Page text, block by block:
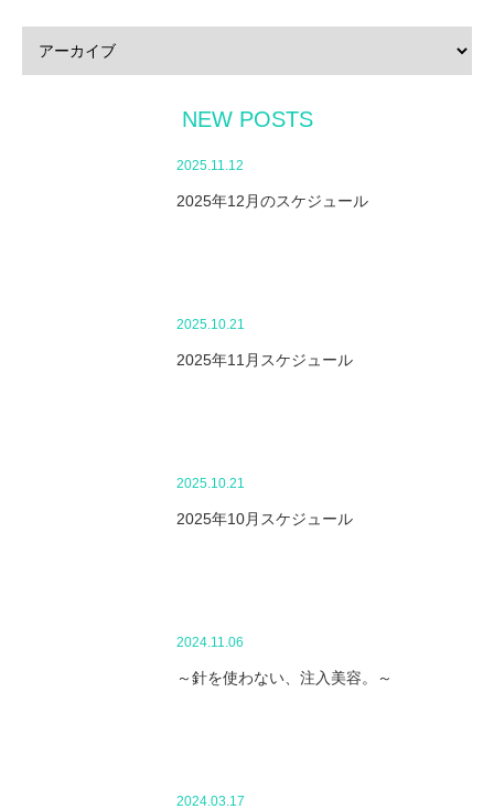
NEW POSTS
2025.11.12
2025年12月のスケジュール
2025.10.21
2025年11月スケジュール
2025.10.21
2025年10月スケジュール
2024.11.06
～針を使わない、注入美容。～
2024.03.17